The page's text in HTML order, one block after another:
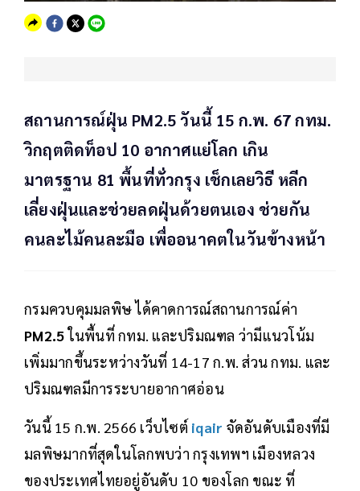
สถานการณ์ฝุ่น PM2.5 วันนี้ 15 ก.พ. 67 กทม.
วิกฤตติดท็อป 10 อากาศแย่โลก เกิน
มาตรฐาน 81 พื้นที่ทั่วกรุง เช็กเลยวิธี หลีก
เลี่ยงฝุ่นและช่วยลดฝุ่นด้วยตนเอง ช่วยกัน
คนละไม้คนละมือ เพื่ออนาคตในวันข้างหน้า
กรมควบคุมมลพิษ ได้คาดการณ์สถานการณ์ค่า
PM2.5ในพื้นที่ กทม. และปริมณฑล ว่ามีแนวโน้ม
เพิ่มมากขึ้นระหว่างวันที่ 14-17 ก.พ. ส่วน กทม. และ
ปริมณฑลมีการระบายอากาศอ่อน
วันนี้ 15 ก.พ. 2566 เว็บไซต์ iqair จัดอันดับเมืองที่มี
มลพิษมากที่สุดในโลกพบว่า กรุงเทพฯ เมืองหลวง
ของประเทศไทยอยู่อันดับ 10 ของโลก ขณะ ที่